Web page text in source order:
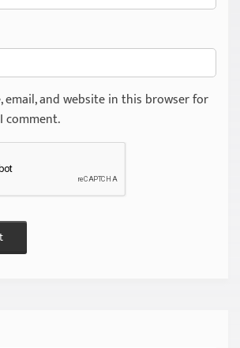
email, and website in this browser for
comment.